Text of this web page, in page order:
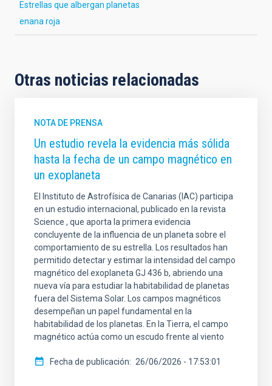
Estrellas que albergan planetas
enana roja
Otras noticias relacionadas
NOTA DE PRENSA
Un estudio revela la evidencia más sólida
hasta la fecha de un campo magnético en
un exoplaneta
El Instituto de Astrofísica de Canarias (IAC) participa
en un estudio internacional, publicado en la revista
Science , que aporta la primera evidencia
concluyente de la influencia de un planeta sobre el
comportamiento de su estrella. Los resultados han
permitido detectar y estimar la intensidad del campo
magnético del exoplaneta GJ 436 b, abriendo una
nueva vía para estudiar la habitabilidad de planetas
fuera del Sistema Solar. Los campos magnéticos
desempeñan un papel fundamental en la
habitabilidad de los planetas. En la Tierra, el campo
magnético actúa como un escudo frente al viento
Fecha de publicación 26/06/2026 - 17:53:01